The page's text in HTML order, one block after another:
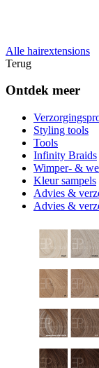
Alle hairextensions
Terug
Ontdek meer
Styling tools
Tools
Infinity Braids
Wimper- &
Kleur sampels
Advies &
Advies &